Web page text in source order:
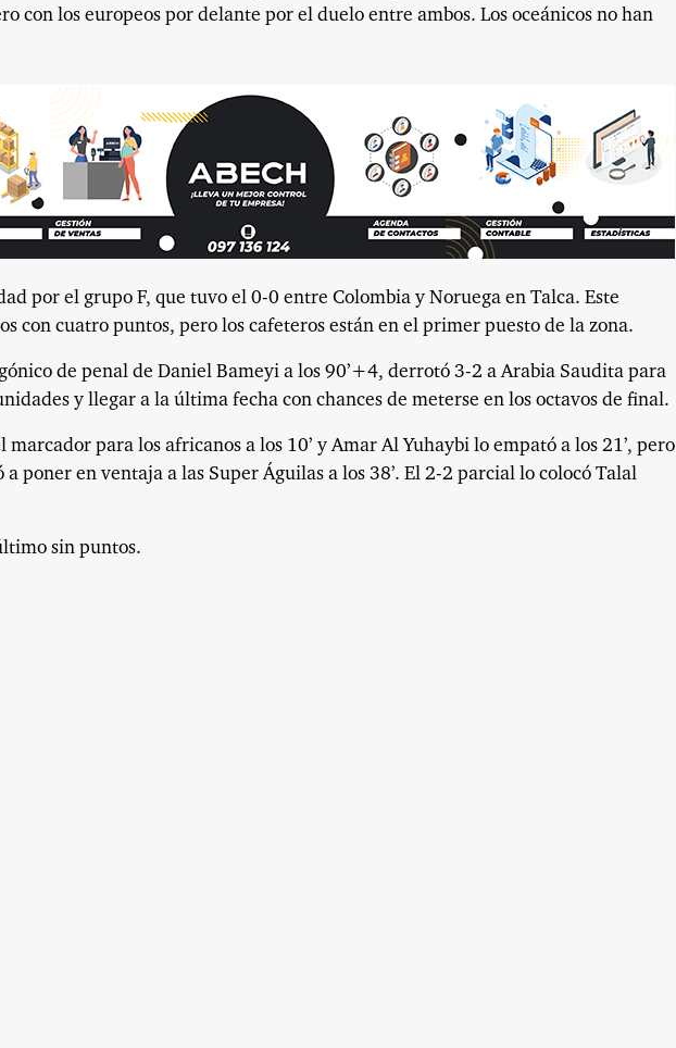
con los europeos por delante por el duelo entre ambos. Los oceánicos no han
por el grupo F, que tuvo el 0-0 entre Colombia y Noruega en Talca. Este
con cuatro puntos, pero los cafeteros están en el primer puesto de la zona.
de penal de Daniel Bameyi a los 90’+4, derrotó 3-2 a Arabia Saudita para
y llegar a la última fecha con chances de meterse en los octavos de final.
para los africanos a los 10’ y Amar Al Yuhaybi lo empató a los 21’, pero
a poner en ventaja a las Super Águilas a los 38’. El 2-2 parcial lo colocó Talal
sin puntos.